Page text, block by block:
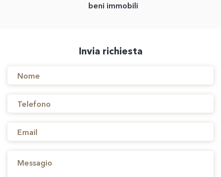
beni immobili
Invia richiesta